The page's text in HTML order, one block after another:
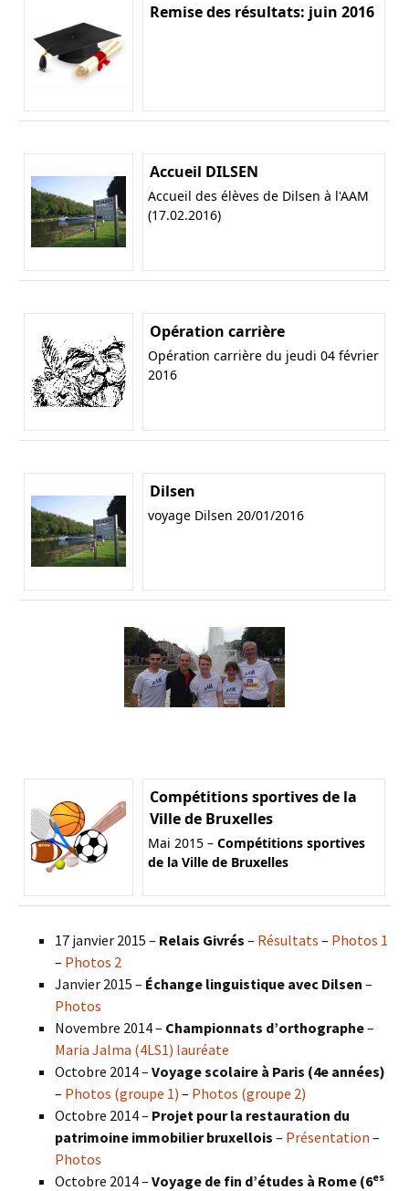
Remise des résultats: juin 2016
Accueil DILSEN
Accueil des élèves de Dilsen à l'AAM
(17.02.2016)
Opération carrière
Opération carrière du jeudi 04 février
2016
Dilsen
voyage Dilsen 20/01/2016
Compétitions sportives de la
Ville de Bruxelles
Mai 2015 – Compétitions sportives
de la Ville de Bruxelles
17 janvier 2015 – Relais Givrés – Résultats – Photos 1
– Photos 2
Janvier 2015 – Échange linguistique avec Dilsen –
Photos
Novembre 2014 – Championnats d’orthographe–
Maria Jalma (4LS1) lauréate
Octobre 2014 – Voyage scolaire à Paris (4e années)
– Photos (groupe 1) – Photos (groupe 2)
Octobre 2014 – Projet pour la restauration du
patrimoine immobilier bruxellois – Présentation –
Photos
Octobre 2014 – Voyage de fin d’études à Rome (6es